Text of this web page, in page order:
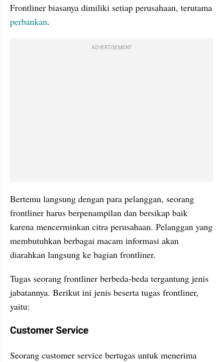
perbankan.
ADVERTISEMENT
Bertemu langsung dengan para pelanggan, seorang
frontliner harus berpenampilan dan bersikap baik
karena mencerminkan citra perusahaan. Pelanggan yang
membutuhkan berbagai macam informasi akan
diarahkan langsung ke bagian frontliner.
Tugas seorang frontliner berbeda-beda tergantung jenis
jabatannya. Berikut ini jenis beserta tugas frontliner,
yaitu:
Customer Service
Seorang customer service bertugas untuk menerima